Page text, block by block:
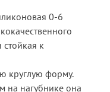
0-6
стойкая к
круглую форму.
на нагубнике она